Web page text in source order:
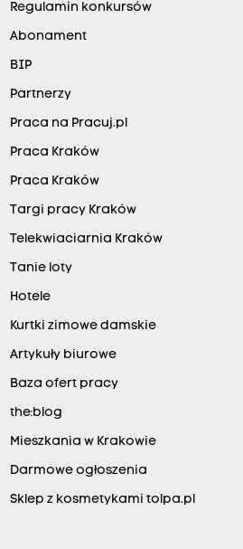
Regulamin konkursów
Abonament
BIP
Partnerzy
Praca na Pracuj.pl
Praca Kraków
Praca Kraków
Targi pracy Kraków
Telekwiaciarnia Kraków
Tanie loty
Hotele
Kurtki zimowe damskie
Artykuły biurowe
Baza ofert pracy
the:blog
Mieszkania w Krakowie
Darmowe ogłoszenia
Sklep z kosmetykami tolpa.pl